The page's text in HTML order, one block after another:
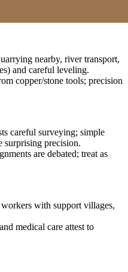
nearby, river transport,
and careful leveling.
copper/stone tools; precision
careful surveying; simple
surprising precision.
are debated; treat as
with support villages,
medical care attest to